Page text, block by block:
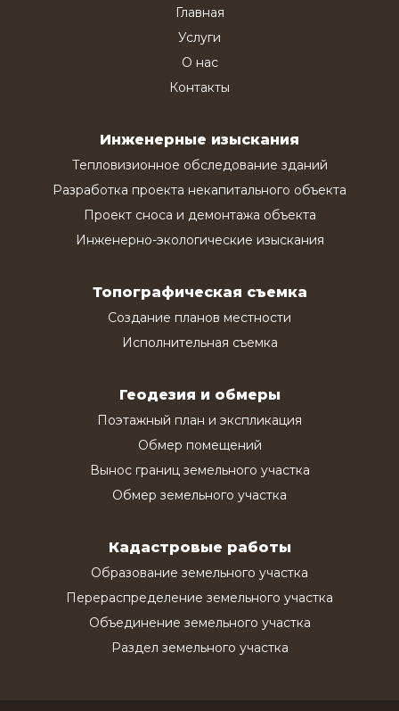
Главная
Услуги
О нас
Контакты
Инженерные изыскания
Тепловизионное обследование зданий
Разработка проекта некапитального объекта
Проект сноса и демонтажа объекта
Инженерно-экологические изыскания
Топографическая съемка
Создание планов местности
Исполнительная съемка
Геодезия и обмеры
Поэтажный план и экспликация
Обмер помещений
Вынос границ земельного участка
Обмер земельного участка
Кадастровые работы
Образование земельного участка
Перераспределение земельного участка
Объединение земельного участка
Раздел земельного участка